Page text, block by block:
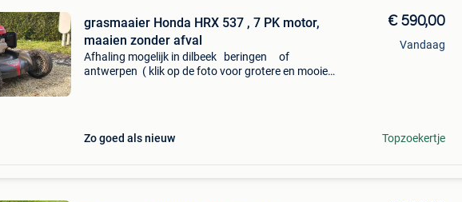
grasmaaier Honda HRX 537 , 7 PK motor,
maaien zonder afval
Afhaling mogelijk in dilbeek beringen of
antwerpen ( klik op de foto voor grotere en mooiere
Zo goed als nieuw
€ 590,00
Vandaag
Topzoekertje